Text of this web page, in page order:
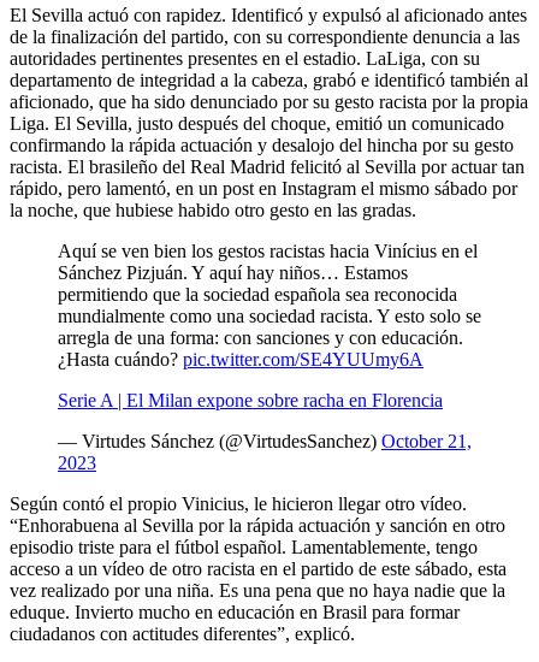
El Sevilla actuó con rapidez. Identificó y expulsó al aficionado antes
de la finalización del partido, con su correspondiente denuncia a las
autoridades pertinentes presentes en el estadio. LaLiga, con su
departamento de integridad a la cabeza, grabó e identificó también al
aficionado, que ha sido denunciado por su gesto racista por la propia
Liga. El Sevilla, justo después del choque, emitió un comunicado
confirmando la rápida actuación y desalojo del hincha por su gesto
racista. El brasileño del Real Madrid felicitó al Sevilla por actuar tan
rápido, pero lamentó, en un post en Instagram el mismo sábado por
la noche, que hubiese habido otro gesto en las gradas.
Aquí se ven bien los gestos racistas hacia Vinícius en el
Sánchez Pizjuán. Y aquí hay niños… Estamos
permitiendo que la sociedad española sea reconocida
mundialmente como una sociedad racista. Y esto solo se
arregla de una forma: con sanciones y con educación.
¿Hasta cuándo? pic.twitter.com/SE4YUUmy6A
Serie A | El Milan expone sobre racha en Florencia
— Virtudes Sánchez (@VirtudesSanchez) October 21,
2023
Según contó el propio Vinicius, le hicieron llegar otro vídeo.
“Enhorabuena al Sevilla por la rápida actuación y sanción en otro
episodio triste para el fútbol español. Lamentablemente, tengo
acceso a un vídeo de otro racista en el partido de este sábado, esta
vez realizado por una niña. Es una pena que no haya nadie que la
eduque. Invierto mucho en educación en Brasil para formar
ciudadanos con actitudes diferentes”, explicó.